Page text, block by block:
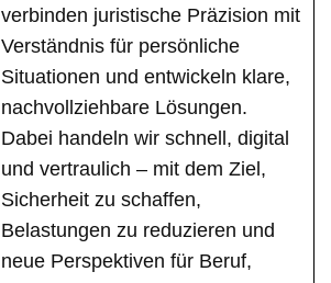
verbinden juristische Präzision mit
Verständnis für persönliche
Situationen und entwickeln klare,
nachvollziehbare Lösungen.
Dabei handeln wir schnell, digital
und vertraulich – mit dem Ziel,
Sicherheit zu schaffen,
Belastungen zu reduzieren und
neue Perspektiven für Beruf,